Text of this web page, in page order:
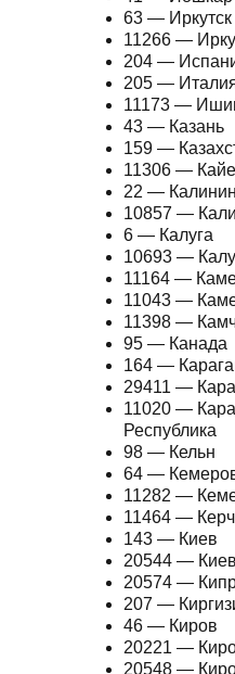
63 — Иркутск
11266 —
204 —
205 —
11173 —
43 — Казань
159 —
11306 —
22 —
10857 —
6 — Калуга
10693 —
11164 —
11043 —
11398 —
95 — Канада
164 —
29411 —
11020 —
Республика
98 — Кельн
64 —
11282 —
11464 —
143 — Киев
20544 —
20574 —
207 —
46 — Киров
20221 —
20548 —